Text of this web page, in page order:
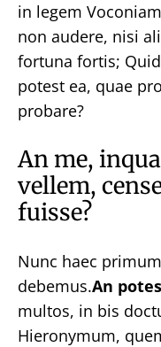
in legem
non audere, nisi
fortuna fortis;
potest ea, quae
probare?
An me,
vellem,
fuisse?
Nunc haec
debemus.An
multos, in bis
Hieronymum,